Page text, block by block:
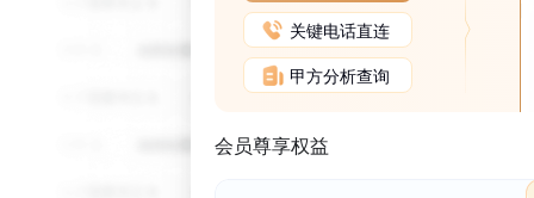
关键电话直连
甲方分析查询
会员尊享权益